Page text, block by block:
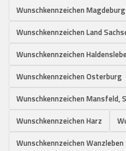
Wunschkennzeichen Magdeburg
Wunschkennzeichen Land
Wunschkennzeichen
Wunschkennzeichen Osterburg
Wunschkennzeichen Mansfeld,
Wunschkennzeichen Harz
Wunschkennzeichen Wanzleben